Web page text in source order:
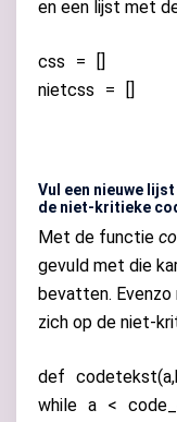
en een lijst met
css =
nietcss
=
Vul een nieuwe
de niet-kritieke
Met de functie
gevuld met die
bevatten.
zich op de niet-
def codetekst(a,
while a <